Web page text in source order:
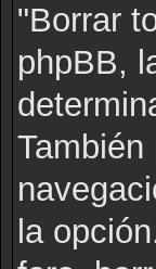
"Borrar
phpBB,
la